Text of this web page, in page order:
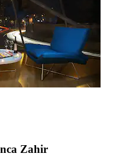
Zahir